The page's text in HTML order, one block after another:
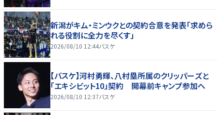
新潟がキム・ミンウクとの契約合意を発表「求めら
れる役割に全力を尽くす」
2026/08/10 12:44バスケ
【バスケ】河村勇輝、八村塁所属のクリッパーズと
「エキシビット10」契約 開幕前キャンプ参加へ
2026/08/10 12:37バスケ